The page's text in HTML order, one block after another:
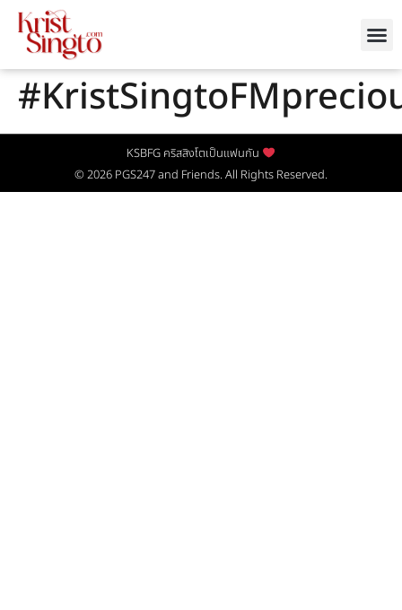
KSBFG คริสสิงโตเป็นแฟนกัน
© 2026 PGS247and Friends. All Rights Reserved.